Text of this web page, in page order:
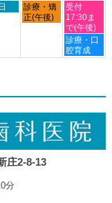
2026
金
曜
4th
診療・矯
正(午後)
土
曜
日,
9
月
5th
受付
17:30ま
で(午後)
土
曜
日,
診療・口
腔育成
庄2-8-13
分